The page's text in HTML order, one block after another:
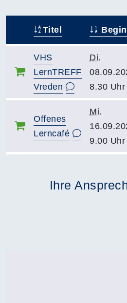
Titel
VHS
LernTREFF
Vreden
Di.
8.30 Uhr
Offenes
Lerncafé
Mi.
9.00 Uhr
Ihre